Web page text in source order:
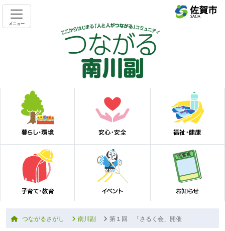
メニュー
つながるさがし 南川副 第１回 「さるく会」開催